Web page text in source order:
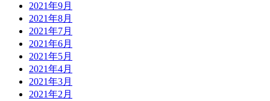
2021年9月
2021年8月
2021年7月
2021年6月
2021年5月
2021年4月
2021年3月
2021年2月